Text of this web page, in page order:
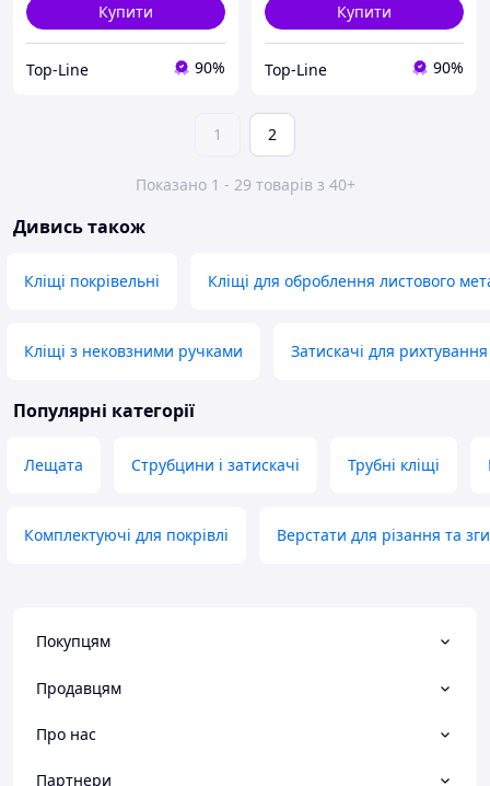
Купити
Top-Line 90%
Купити
Top-Line 90%
1 2
Показано 1 - 29 товарів з 40+
Дивись також
Кліщі покрівельні Кліщі для оброблення листового
Кліщі з нековзними ручками Затискачі для рихтування
Популярні категорії
Лещата Струбцини і затискачі Трубні кліщі
Комплектуючі для покрівлі Верстати для різання та
Покупцям
Продавцям
Про нас
Партнери